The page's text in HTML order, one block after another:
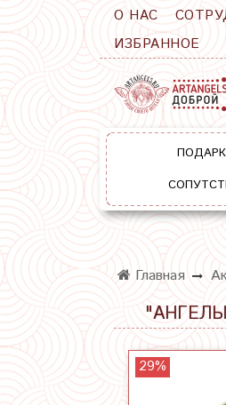
О НАС
ИЗБРАННОЕ
Главная
29%